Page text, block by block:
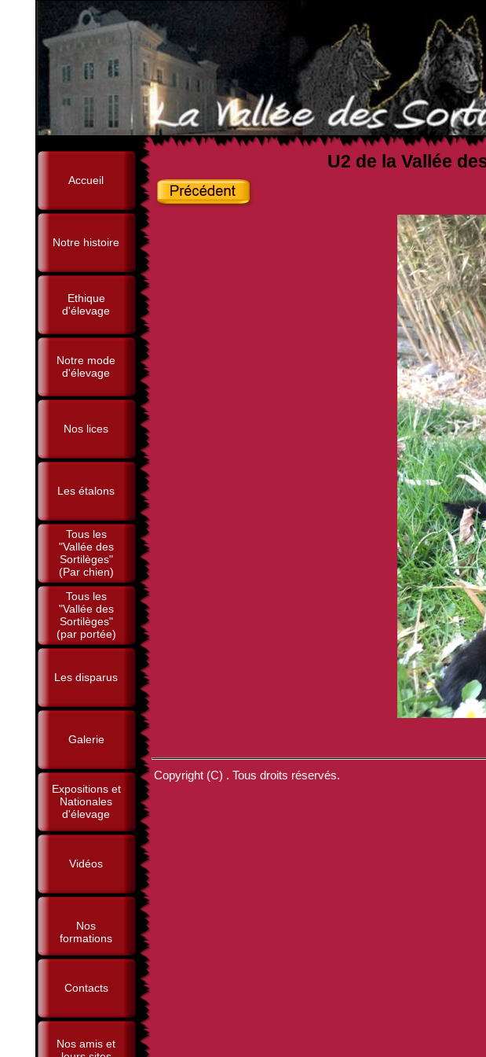
Accueil
Notre histoire
Ethique
d'élevage
Notre mode
d'élevage
Nos lices
Les étalons
Tous les
"Vallée des
Sortilèges"
(Par chien)
Tous les
"Vallée des
Sortilèges"
(par portée)
Les disparus
Galerie
Expositions et
Nationales
d'élevage
Vidéos
Nos
formations
Contacts
Nos amis et
U2 de la Vallée
Copyright (C) . Tous droits réservés.